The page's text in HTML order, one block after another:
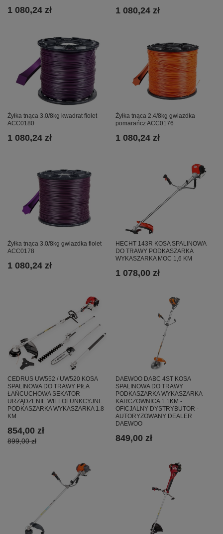
1 080,24 zł 1 080,24 zł
Żyłka tnąca 3.0/8kg kwadrat fiolet
ACC0180
1 080,24 zł
Żyłka tnąca 2.4/8kg gwiazdka
pomarańcz ACC0176
1 080,24 zł
Żyłka tnąca 3.0/8kg gwiazdka fiolet
ACC0178
1 080,24 zł
HECHT 143R KOSA SPALINOWA
DO TRAWY PODKASZARKA
WYKASZARKA MOC 1,6 KM
1 078,00 zł
CEDRUS UW552 / UW520 KOSA
SPALINOWA DO TRAWY PIŁA
ŁAŃCUCHOWA SEKATOR
URZĄDZENIE WIELOFUNKCYJNE
PODKASZARKA WYKASZARKA 1.8
KM
854,00 zł
899,00 zł
DAEWOO DABC 4ST KOSA
SPALINOWA DO TRAWY
PODKASZARKA WYKASZARKA
KARCZOWNICA 1.1KM -
OFICJALNY DYSTRYBUTOR -
AUTORYZOWANY DEALER
DAEWOO
849,00 zł